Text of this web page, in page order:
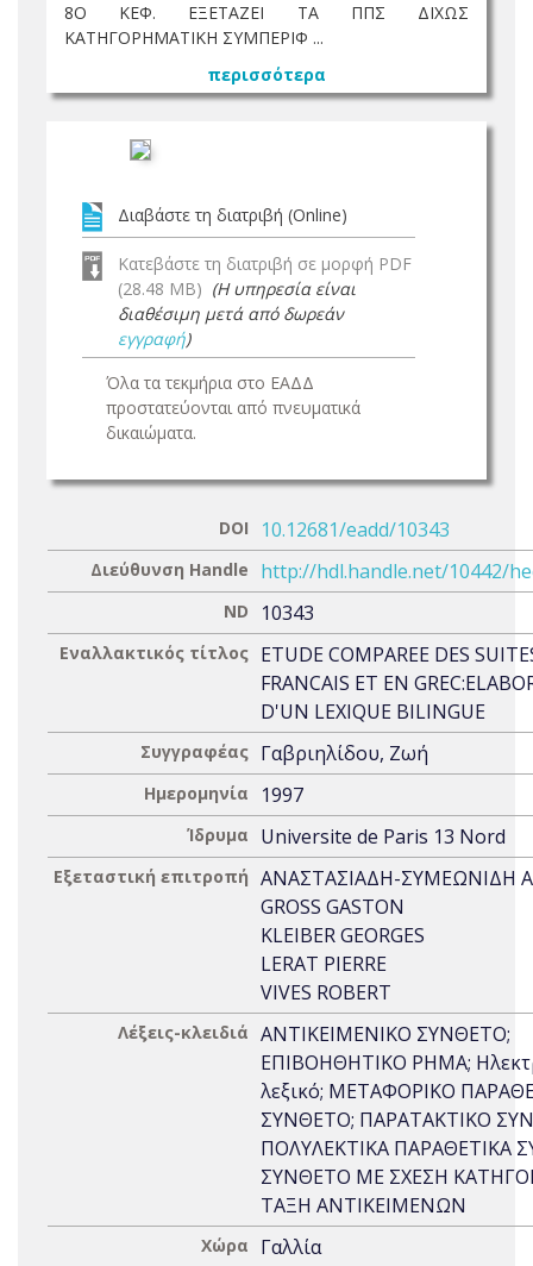
8Ο ΚΕΦ. ΕΞΕΤΑΖΕΙ ΤΑ ΠΠΣ ΔΙΧΩΣ
ΚΑΤΗΓΟΡΗΜΑΤΙΚΗ ΣΥΜΠΕΡΙΦ ...
περισσότερα
Διαβάστε τη διατριβή (Online)
Κατεβάστε τη διατριβή σε μορφή PDF
(28.48 MB) (Η υπηρεσία είναι
διαθέσιμη μετά από δωρεάν
εγγραφή)
Όλα τα τεκμήρια στο ΕΑΔΔ
προστατεύονται από πνευματικά
δικαιώματα.
DOI 10.12681/eadd/10343
Διεύθυνση Handle http://hdl.handle.net/10442/
ND 10343
Εναλλακτικός τίτλος ETUDE COMPAREE DES
FRANCAIS ET EN
D'UN LEXIQUE BILINGUE
Συγγραφέας Γαβριηλίδου, Ζωή
Ημερομηνία 1997
Ίδρυμα Universite de Paris 13 Nord
Εξεταστική επιτροπή ΑΝΑΣΤΑΣΙΑΔΗ-ΣΥΜΕΩΝΙΔΗ
GROSS GASTON
KLEIBER GEORGES
LERAT PIERRE
VIVES ROBERT
Λέξεις-κλειδιά ΑΝΤΙΚΕΙΜΕΝΙΚΟ ΣΥΝΘΕΤΟ;
ΕΠΙΒΟΗΘΗΤΙΚΟ ΡΗΜΑ;
λεξικό; ΜΕΤΑΦΟΡΙΚΟ
ΣΥΝΘΕΤΟ; ΠΑΡΑΤΑΚΤΙΚΟ
ΠΟΛΥΛΕΚΤΙΚΑ ΠΑΡΑΘΕΤΙΚΑ
ΣΥΝΘΕΤΟ ΜΕ ΣΧΕΣΗ
ΤΑΞΗ ΑΝΤΙΚΕΙΜΕΝΩΝ
Χώρα Γαλλία